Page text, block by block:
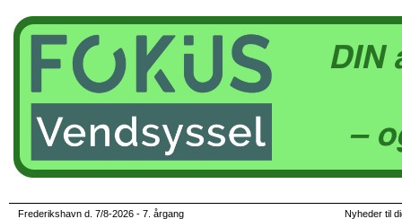
Frederikshavn d. 7/8-2026 - 7. årgang Nyheder til